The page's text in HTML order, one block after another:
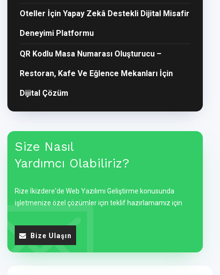
Oteller İçin Yapay Zekâ Destekli Dijital Misafir
Deneyimi Platformu
QR Kodlu Masa Numarası Oluşturucu –
Restoran, Kafe Ve Eğlence Mekanları İçin
Dijital Çözüm
Size Nasıl
Yardımcı Olabiliriz?
Rize İkizdere'de Web Yazılımı Geliştirme konusunda
işletmenize özel çözümler için teklif hazırlamamız için
Bize Ulaşın